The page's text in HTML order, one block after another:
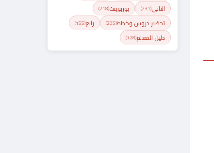
الثاني(231) بوربوينت(218)
تحضير دروس وخطط(205) رابع(155)
دليل المعلم(128)